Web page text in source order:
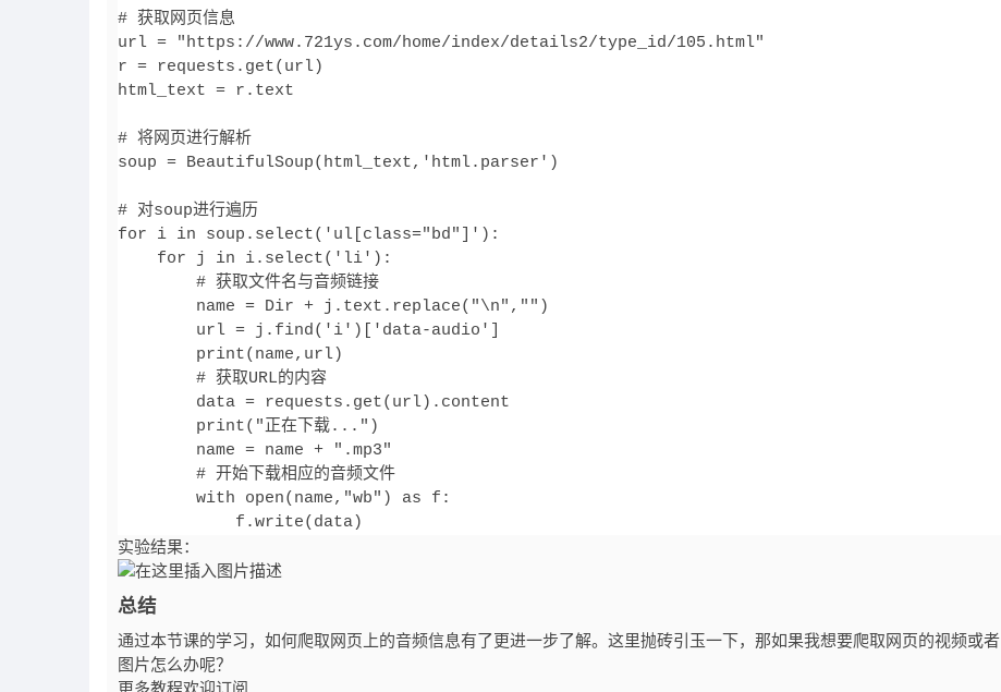
# 获取网页信息
url = "https://www.721ys.com/home/index/details2/type_id/105.html"
r = requests.get(url)
html_text = r.text
# 将网页进行解析
soup = BeautifulSoup(html_text,'html.parser')
# 对soup进行遍历
for i in soup.select('ul[class="bd"]'):
for j in i.select('li'):
# 获取文件名与音频链接
name = Dir + j.text.replace("\n","")
url = j.find('i')['data-audio']
print(name,url)
# 获取URL的内容
data = requests.get(url).content
print("正在下载...")
name = name + ".mp3"
# 开始下载相应的音频文件
with open(name,"wb") as f:
实验结果：
总结
通过本节课的学习，如何爬取网页上的音频信息有了更进一步了解。这里抛砖引玉一下，那如果我想要爬取网页的视频或者
图片怎么办呢？